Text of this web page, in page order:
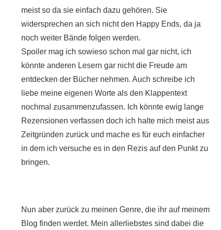
meist so da sie einfach dazu gehören. Sie
widersprechen an sich nicht den Happy Ends, da ja
noch weiter Bände folgen werden.
Spoiler mag ich sowieso schon mal gar nicht, ich
könnte anderen Lesern gar nicht die Freude am
entdecken der Bücher nehmen. Auch schreibe ich
liebe meine eigenen Worte als den Klappentext
nochmal zusammenzufassen. Ich könnte ewig lange
Rezensionen verfassen doch ich halte mich meist aus
Zeitgründen zurück und mache es für euch einfacher
in dem ich versuche es in den Rezis auf den Punkt zu
bringen.
Nun aber zurück zu meinen Genre, die ihr auf meinem
Blog finden werdet. Mein allerliebstes sind dabei die